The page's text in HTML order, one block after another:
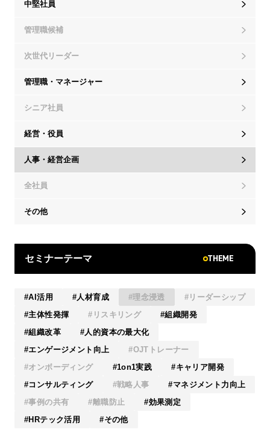
中堅社員
管理職候補
次世代リーダー
管理職・マネージャー
シニア社員
経営・役員
人事・経営企画
全社員
その他
セミナーテーマ THEME
AI活用 人材育成 理念浸透
リーダーシップ
主体性発揮
リスキリング
組織開発
組織改革
人的資本の最大化
エンゲージメント向上
OJTトレーナー
オンボーディング
1on1実践
キャリア開発
コンサルティング
戦略人事
マネジメント力向上
事例の共有
離職防止
効果測定
HRテック活用
その他